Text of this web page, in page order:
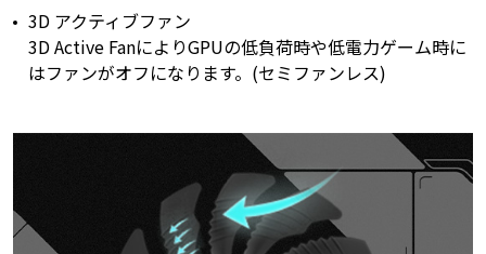
3D アクティブファン
3D Active FanによりGPUの低負荷時や低電力ゲーム時に
はファンがオフになります。(セミファンレス)